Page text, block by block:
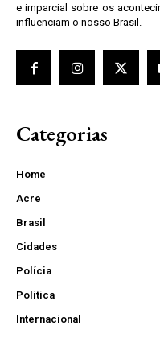
e imparcial sobre os
influenciam o nosso Brasil.
Categorias
Home
Acre
Brasil
Cidades
Polícia
Política
Internacional